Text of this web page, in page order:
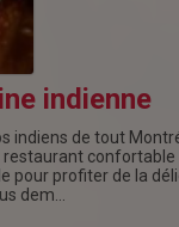
indienne
indiens de tout
pour profiter de la
dem…